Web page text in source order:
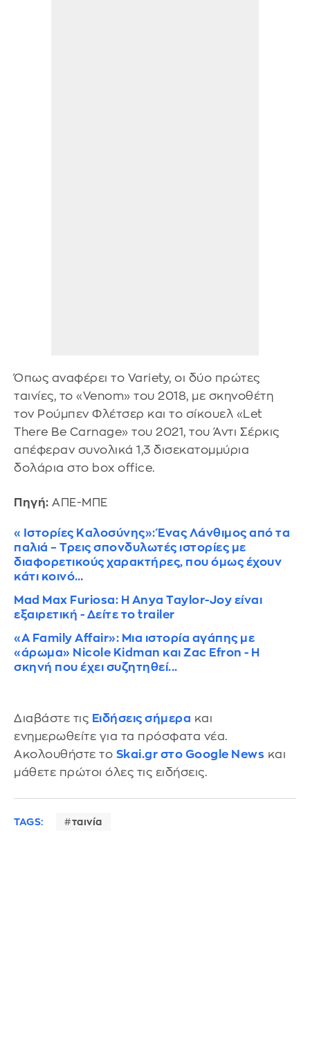
Όπως αναφέρει το Variety, οι δύο πρώτες
ταινίες, το «Venom» του 2018, με σκηνοθέτη
τον Ρούμπεν Φλέτσερ και το σίκουελ «Let
There Be Carnage» του 2021, του Άντι Σέρκις
απέφεραν συνολικά 1,3 δισεκατομμύρια
δολάρια στο box office.
Πηγή: ΑΠΕ-ΜΠΕ
«Ιστορίες Καλοσύνης»: Ένας Λάνθιμος από τα
παλιά – Τρεις σπονδυλωτές ιστορίες με
διαφορετικούς χαρακτήρες, που όμως έχουν
κάτι κοινό…
Mad Max Furiosa: Η Anya Taylor-Joy είναι
εξαιρετική - Δείτε το trailer
«A Family Affair»: Μια ιστορία αγάπης με
«άρωμα» Nicole Kidman και Zac Efron - Η
σκηνή που έχει συζητηθεί...
Διαβάστε τις Ειδήσεις σήμερα και
ενημερωθείτε για τα πρόσφατα νέα.
Ακολουθήστε το Skai.gr στο Google News και
μάθετε πρώτοι όλες τις ειδήσεις.
TAGS: ταινία